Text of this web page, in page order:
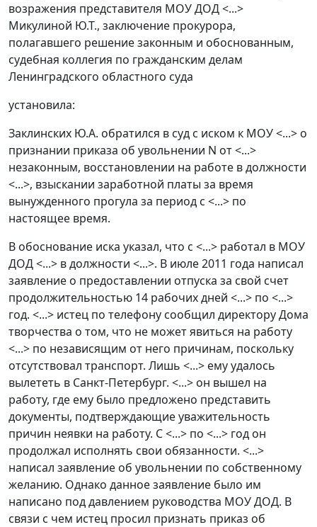
возражения представителя МОУ ДОД <...>
Микулиной Ю.Т., заключение прокурора,
полагавшего решение законным и обоснованным,
судебная коллегия по гражданским делам
Ленинградского областного суда
установила:
Заклинских Ю.А. обратился в суд с иском к МОУ <...> о
признании приказа об увольнении N от <...>
незаконным, восстановлении на работе в должности
<...>, взыскании заработной платы за время
вынужденного прогула за период с <...> по
настоящее время.
В обоснование иска указал, что с <...> работал в МОУ
ДОД <...> в должности <...>. В июле 2011 года написал
заявление о предоставлении отпуска за свой счет
продолжительностью 14 рабочих дней <...> по <...>
год. <...> истец по телефону сообщил директору Дома
творчества о том, что не может явиться на работу
<...> по независящим от него причинам, поскольку
отсутствовал транспорт. Лишь <...> ему удалось
вылететь в Санкт-Петербург. <...> он вышел на
работу, где ему было предложено представить
документы, подтверждающие уважительность
причин неявки на работу. С <...> по <...> год он
продолжал исполнять свои обязанности. <...>
написал заявление об увольнении по собственному
желанию. Однако данное заявление было им
написано под давлением руководства МОУ ДОД. В
связи с чем истец просил признать приказ об